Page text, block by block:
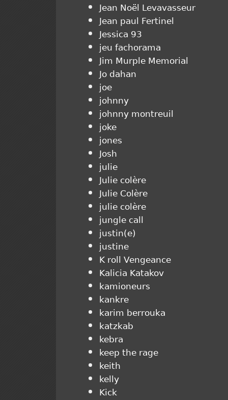
Jean Noël Levavasseur
Jean paul Fertinel
Jessica 93
jeu fachorama
Jim Murple Memorial
Jo dahan
joe
johnny
johnny montreuil
joke
jones
Josh
julie
Julie colère
Julie Colère
julie colère
jungle call
justin(e)
justine
K roll Vengeance
Kalicia Katakov
kamioneurs
kankre
karim berrouka
katzkab
kebra
keep the rage
keith
kelly
Kick